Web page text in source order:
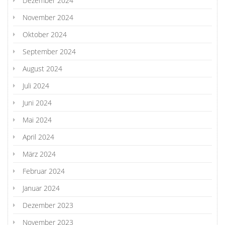
November 2024
Oktober 2024
September 2024
August 2024
Juli 2024
Juni 2024
Mai 2024
April 2024
März 2024
Februar 2024
Januar 2024
Dezember 2023
November 2023